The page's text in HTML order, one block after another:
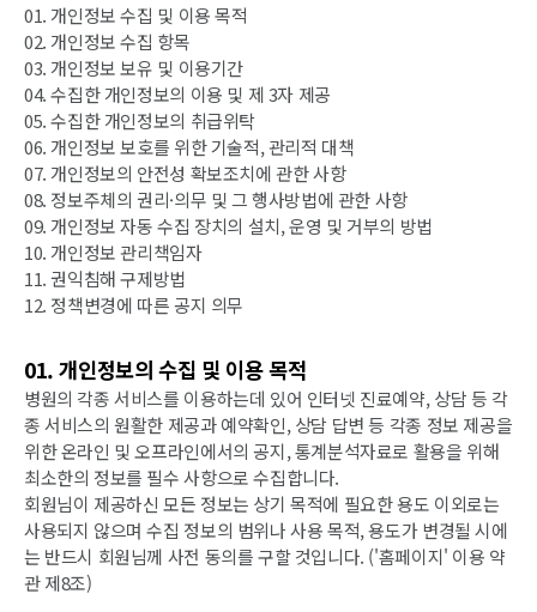
01. 개인정보 수집 및 이용 목적
02. 개인정보 수집 항목
03. 개인정보 보유 및 이용기간
04. 수집한 개인정보의 이용 및 제 3자 제공
05. 수집한 개인정보의 취급위탁
06. 개인정보 보호를 위한 기술적, 관리적 대책
07. 개인정보의 안전성 확보조치에 관한 사항
08. 정보주체의 권리·의무 및 그 행사방법에 관한 사항
09. 개인정보 자동 수집 장치의 설치, 운영 및 거부의 방법
10. 개인정보 관리책임자
11. 권익침해 구제방법
12. 정책변경에 따른 공지 의무
01. 개인정보의 수집 및 이용 목적
병원의 각종 서비스를 이용하는데 있어 인터넷 진료예약, 상담 등 각
종 서비스의 원활한 제공과 예약확인, 상담 답변 등 각종 정보 제공을
위한 온라인 및 오프라인에서의 공지, 통계분석자료로 활용을 위해
최소한의 정보를 필수 사항으로 수집합니다.
회원님이 제공하신 모든 정보는 상기 목적에 필요한 용도 이외로는
사용되지 않으며 수집 정보의 범위나 사용 목적, 용도가 변경될 시에
는 반드시 회원님께 사전 동의를 구할 것입니다. ('홈페이지' 이용 약
관 제8조)